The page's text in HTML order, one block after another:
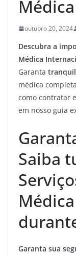
outubro 20, 2024
Descubra a
Médica
Garanta
médica
como contratar
em nosso guia
Saiba
Garanta sua